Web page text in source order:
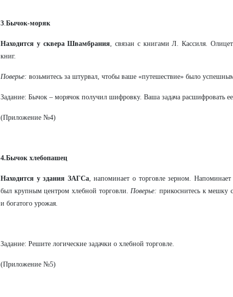
3.Бычок-моряк
Находится у сквера Швамбрания, связан с книгами Л. Кассиля.
книг.
Поверье: возьмитесь за штурвал, чтобы ваше «путешествие» было
Задание: Бычок – морячок получил шифровку. Ваша задача расшифровать
(Приложение №4)
4.Бычок хлебопашец
Находится у здания ЗАГСа, напоминает о торговле зерном.
был крупным центром хлебной торговли.Поверье: прикоснитесь к мешку
и богатого урожая.
Задание: Решите логические задачки о хлебной торговле.
(Приложение №5)